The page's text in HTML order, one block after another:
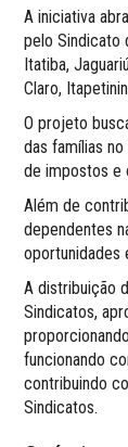
A iniciativa
pelo Sindicato
Itatiba,
Claro,
O projeto
das famílias
de impostos e
Além de
dependentes
oportunidades
A distribuição
Sindicatos,
funcionando
contribuindo
Sindicatos.